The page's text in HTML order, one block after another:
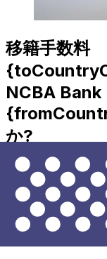
移籍手数料
NCBA Bank
か?
KES年からUSD
の要因によって異
く、為替レートも
較するために比較
なぜ従来の